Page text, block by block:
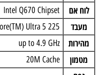
לוח אם Intel Q670 Chipset
מעבד Ultra 5 225
מהירות up to 4.9 GHz
מטמון 20M Cache